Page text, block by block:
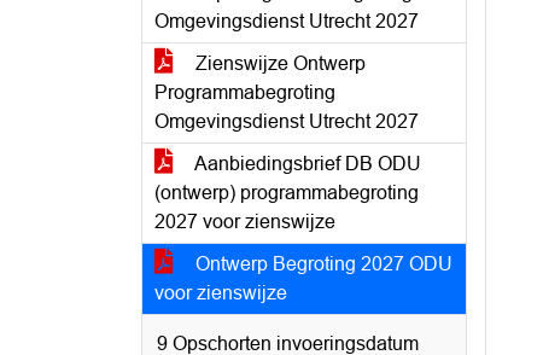
Omgevingsdienst Utrecht 2027
Zienswijze Ontwerp
Programmabegroting
Omgevingsdienst Utrecht 2027
Aanbiedingsbrief DB ODU
(ontwerp) programmabegroting
2027 voor zienswijze
Ontwerp Begroting 2027 ODU
voor zienswijze
9 Opschorten invoeringsdatum